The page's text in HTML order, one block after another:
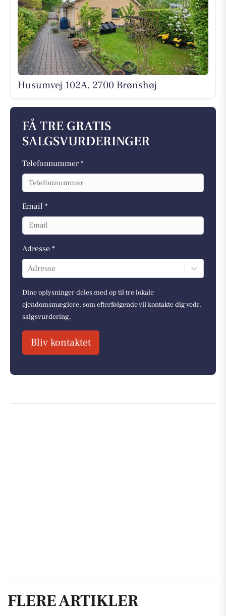
Husumvej 102A, 2700 Brønshøj
FÅ TRE GRATIS
SALGSVURDERINGER
Telefonnummer *
Email *
Adresse *
Adresse
Dine oplysninger deles med op til tre lokale
ejendomsmæglere, som efterfølgende vil kontakte dig vedr.
salgsvurdering.
Bliv kontaktet
FLERE ARTIKLER